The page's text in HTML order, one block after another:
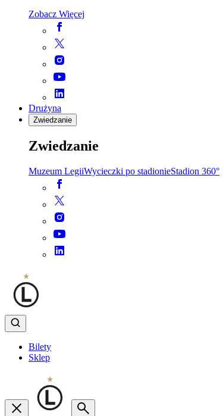
Zobacz Więcej
Drużyna
Zwiedzanie
Zwiedzanie
Muzeum LegiiWycieczki po stadionieStadion 360°
Bilety
Sklep